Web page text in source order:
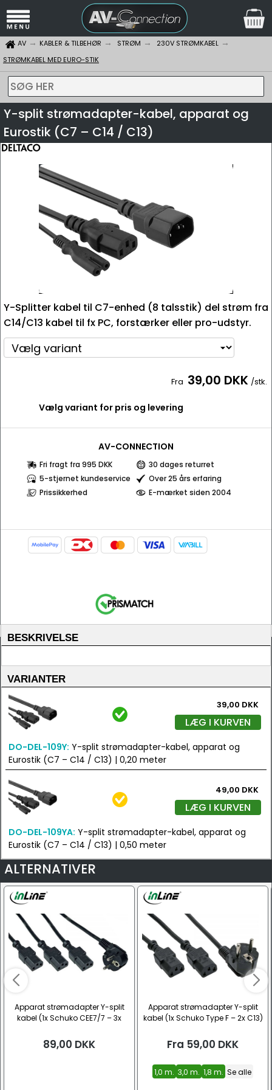
AV KABLER & TILBEHØR STRØM
230V STRØMKABEL
STRØMKABEL MED EURO-STIK
SØG HER
Y-split strømadapter-kabel, apparat og
Eurostik (C7 – C14 / C13)
Y-Splitter kabel til C7-enhed (8 talsstik) del strøm fra
C14/C13 kabel til fx PC, forstærker eller pro-udstyr.
Fra 39,00 DKK /stk.
Vælg variant for pris og levering
AV-CONNECTION
Fri fragt fra 995 DKK
30 dages returret
5-stjernet kundeservice
Over 25 års erfaring
Prissikkerhed
E-mærket siden 2004
BESKRIVELSE
VARIANTER
39,00 DKK
LÆG I KURVEN
DO-DEL-109Y: Y-split strømadapter-kabel, apparat og
Eurostik (C7 – C14 / C13) | 0,20 meter
49,00 DKK
LÆG I KURVEN
DO-DEL-109YA: Y-split strømadapter-kabel, apparat og
Eurostik (C7 – C14 / C13) | 0,50 meter
ALTERNATIVER
Apparat strømadapter Y-split
kabel (1x Schuko CEE7/7 – 3x
89,00 DKK
Apparat strømadapter Y-split
kabel (1x Schuko Type F – 2x C13)
Fra 59,00 DKK
1,0 m. 3,0 m. 1,8 m. Se alle